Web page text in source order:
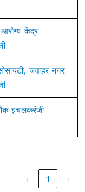
आरोग्य केंद्र
जवाहर नगर
इचलकरंजी
‹ 1 ›